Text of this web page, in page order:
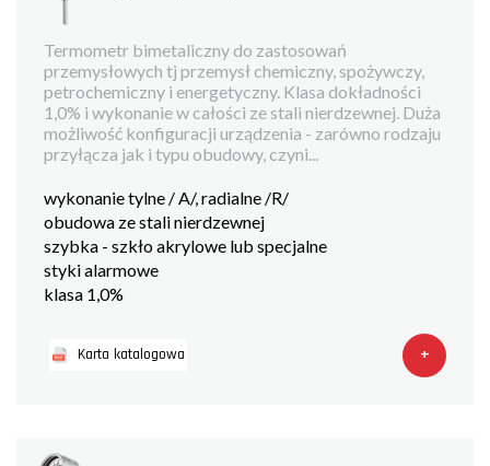
Termometr bimetaliczny do zastosowań
przemysłowych tj przemysł chemiczny, spożywczy,
petrochemiczny i energetyczny. Klasa dokładności
1,0% i wykonanie w całości ze stali nierdzewnej. Duża
możliwość konfiguracji urządzenia - zarówno rodzaju
przyłącza jak i typu obudowy, czyni...
wykonanie tylne / A/, radialne /R/
obudowa ze stali nierdzewnej
szybka - szkło akrylowe lub specjalne
styki alarmowe
klasa 1,0%
Karta katalogowa +